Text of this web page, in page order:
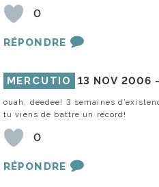
0
RÉPONDRE
MERCUTIO 13 NOV 2006 -
ouah, deedee! 3 semaines
tu viens de battre un record!
0
RÉPONDRE